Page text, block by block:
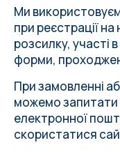
Ми
при реєстрації
розсилку, участі
форми,
При замовленні
можемо запитати
електронної
скористатися